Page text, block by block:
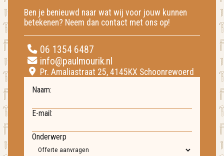
Ben je benieuwd naar wat wij voor jouw kunnen
betekenen? Neem dan contact met ons op!
06 1354 6487
info@paulmourik.nl
Pr. Amaliastraat 25, 4145KX Schoonrewoerd
Naam:
E-mail:
Onderwerp